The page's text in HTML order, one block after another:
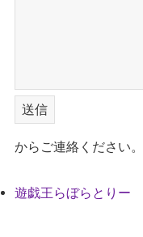
からご連絡ください。
遊戯王らぼらとりー